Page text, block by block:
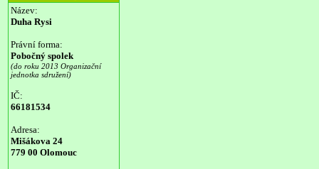
Název:
Duha Rysi
Právní forma:
Pobočný spolek
(do roku 2013 Organizační
jednotka sdružení)
IČ:
66181534
Adresa:
Mišákova 24
779 00 Olomouc